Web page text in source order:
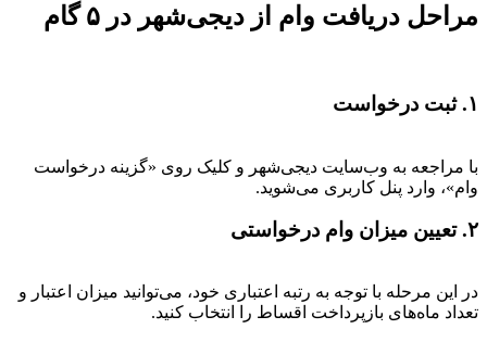
مراحل دریافت وام از دیجی‌شهر در ۵ گام
۱. ثبت درخواست
با مراجعه به وب‌سایت دیجی‌شهر و کلیک روی «گزینه درخواست
وام»، وارد پنل کاربری می‌شوید.
۲. تعیین میزان وام درخواستی
در این مرحله با توجه به رتبه اعتباری خود، می‌توانید میزان اعتبار و
تعداد ماه‌های بازپرداخت اقساط را انتخاب کنید.